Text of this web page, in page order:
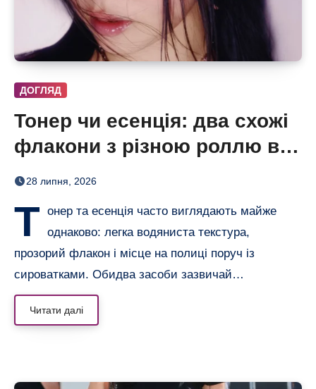
ДОГЛЯД
Тонер чи есенція: два схожі
флакони з різною роллю в
догляді
28 липня, 2026
Т онер та есенція часто виглядають майже
однаково: легка водяниста текстура,
прозорий флакон і місце на полиці поруч із
сироватками. Обидва засоби зазвичай…
Читати далі